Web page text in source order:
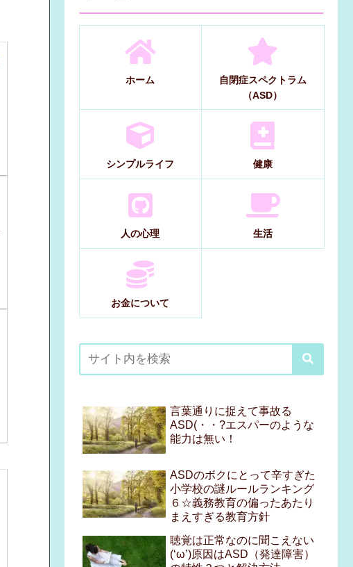
ホーム
自閉症スペクトラム
（ASD）
シンプルライフ 健康
人の心理 生活
お金について
言葉通りに捉えて事故る
ASD(・・?エスパーのような
能力は無い！
ASDのボクにとって辛すぎた
小学校の謎ルールランキング
６☆義務教育の偏ったあたり
まえすぎる教育方針
聴覚は正常なのに聞こえない
(‘ω’)原因はASD（発達障害）